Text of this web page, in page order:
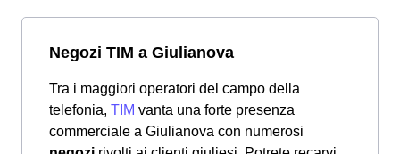
Negozi TIM a Giulianova
Tra i maggiori operatori del campo della
telefonia, TIM vanta una forte presenza
commerciale a Giulianova con numerosi